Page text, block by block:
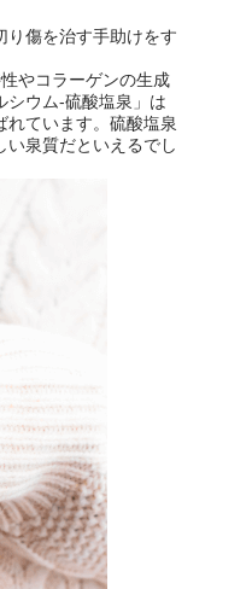
万葉倶楽部株式会社
です。
り傷を治す手助けをす
やコラーゲンの生成
シウム-硫酸塩泉」は
ています。硫酸塩泉
い泉質だといえるでし